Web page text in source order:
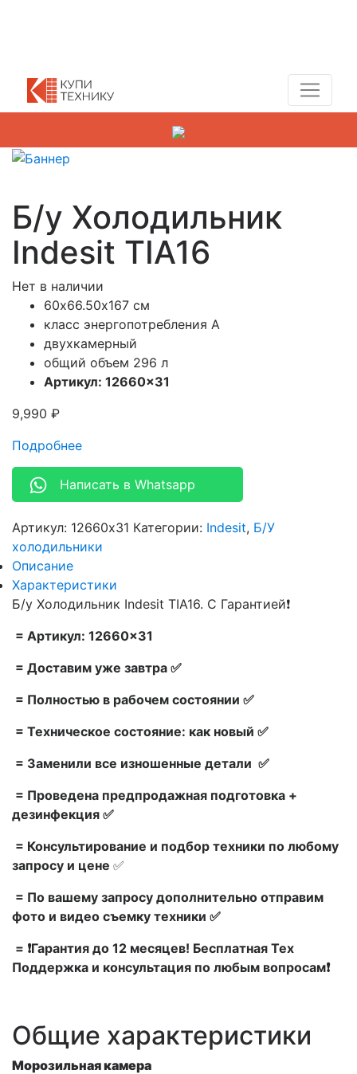
Б/у Холодильник
Indesit TIA16
Нет в наличии
60х66.50х167 см
класс энергопотребления А
двухкамерный
общий объем 296 л
Артикул: 12660×31
9,990 ₽
Подробнее
Написать в Whatsapp
Артикул: 12660x31 Категории: Indesit, Б/У
холодильники
Описание
Характеристики
Б/у Холодильник Indesit TIA16. С Гарантией❗
= Артикул: 12660×31
= Доставим уже завтра ✅
= Полностью в рабочем состоянии ✅
= Техническое состояние: как новый ✅
= Заменили все изношенные детали ✅
= Проведена предпродажная подготовка +
дезинфекция ✅
= Консультирование и подбор техники по любому
запросу и цене ✅
= По вашему запросу дополнительно отправим
фото и видео съемку техники ✅
= ❗Гарантия до 12 месяцев! Бесплатная Тех
Поддержка и консультация по любым вопросам❗
Общие характеристики
Морозильная камера